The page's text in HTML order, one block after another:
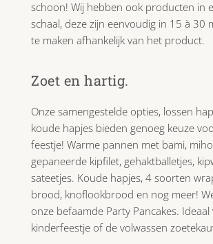
schoon! Wij hebben ook producten in
schaal, deze zijn eenvoudig in 15 à 30
te maken afhankelijk van het product.
Zoet en hartig.
Onze samengestelde opties, lossen
koude hapjes bieden genoeg keuze
feestje! Warme pannen met bami,
gepaneerde kipfilet, gehaktballetjes,
sateetjes. Koude hapjes, 4 soorten
brood, knoflookbrood en nog meer!
onze befaamde Party Pancakes.
kinderfeestje of de volwassen